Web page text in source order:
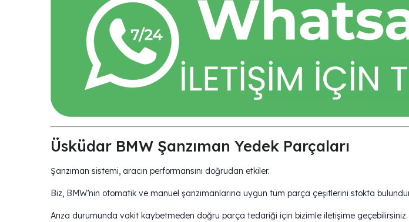
Üsküdar BMW Şanzıman Yedek Parçaları
Şanzıman sistemi, aracın performansını doğrudan etkiler.
Biz, BMW’nin otomatik ve manuel şanzımanlarına uygun tüm parça çeşitlerini stokta
Arıza durumunda vakit kaybetmeden doğru parça tedariği için bizimle iletişime geçebilirsiniz.